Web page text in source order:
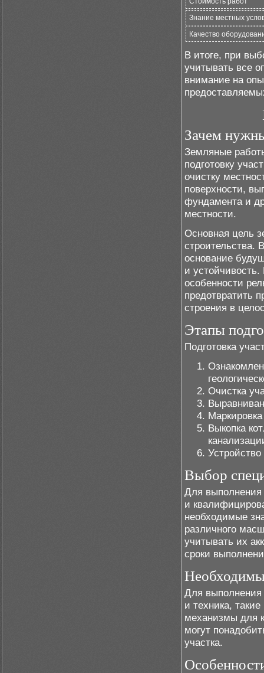
Знание местных
Качество
В итоге, при
учитывать все
внимание на
Зачем
Земляные
подготовку
очистку
поверхности,
фундамента и
местности.
Основная цель
строительства.
основание
и
особенности
предотвратить
строения в
Этапы
Подготовка
Очистка
Выкопка
Выбор
Для выполнения
и
необходимые
различного
учитывать их
сроки
Для
и техника,
механизмы для
могут
участка.